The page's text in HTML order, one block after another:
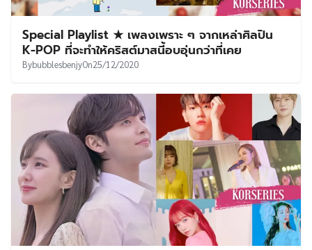
Special Playlist ★ เพลงเพราะ ๆ จากเหล่าศิลปิน
K-POP ที่จะทำให้คริสต์มาสนี้อบอุ่นกว่าที่เคย
BybubblesbenjyOn25/12/2020